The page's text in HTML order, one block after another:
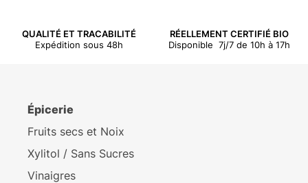
QUALITÉ ET TRACABILITÉ
Expédition sous 48h
RÉELLEMENT CERTIFIÉ BIO
Disponible 7j/7 de 10h à 17h
Épicerie
Fruits secs et Noix
Xylitol / Sans Sucres
Vinaigres